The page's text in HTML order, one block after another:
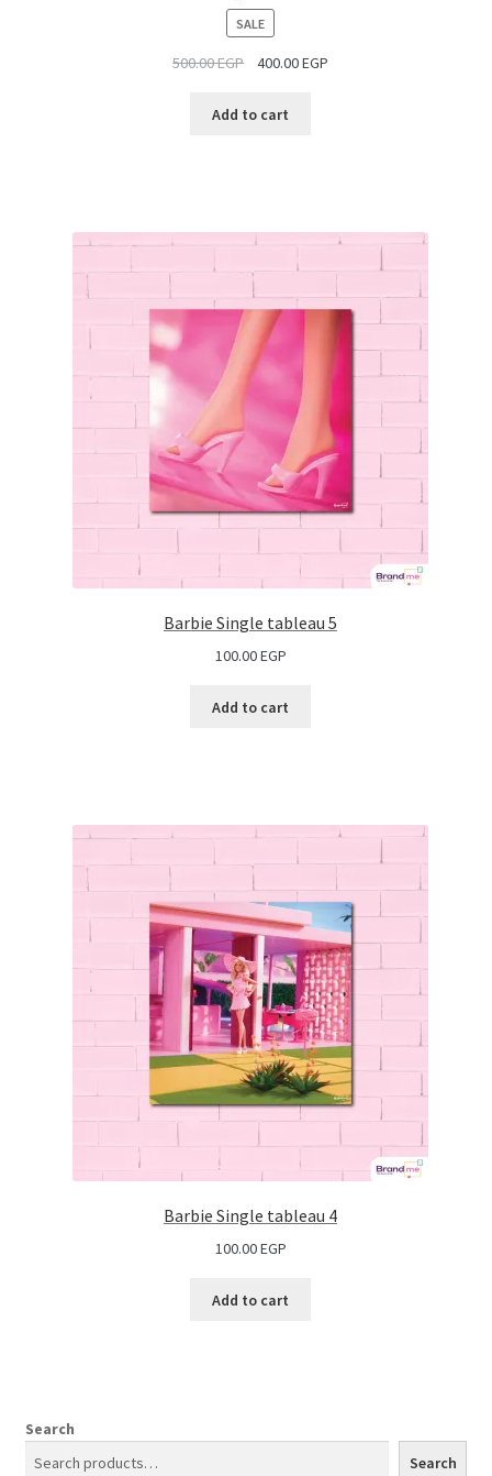
SALEPRODUCT
ON
SALE
500.00EGP 400.00EGP
Add to cart
Barbie Single tableau 5
100.00EGP
Add to cart
Barbie Single tableau 4
100.00EGP
Add to cart
Search
Search